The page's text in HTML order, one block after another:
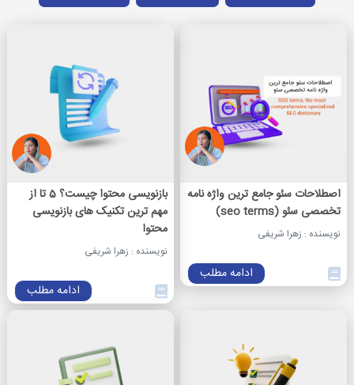
اصطلاحات سئو جامع ترین واژه نامه
تخصصی سئو (seo terms)
نویسنده : زهرا شریفی
ادامه مطلب
بازنویسی محتوا چیست؟ 5 تا از
مهم ترین تکنیک های بازنویسی
محتوا
نویسنده : زهرا شریفی
ادامه مطلب